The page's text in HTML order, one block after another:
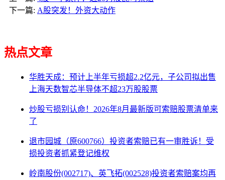
下一篇: A股突发！外资大动作
热点文章
华胜天成：预计上半年亏损超2.2亿元，子公司拟出售
上海天数智芯半导体不超23万股股票
炒股亏损别认命！2026年8月最新版可索赔股票清单来
了
退市园城（原600766）投资者索赔已有一审胜诉！受
损投资者抓紧登记维权
岭南股份(002717)、英飞拓(002528)投资者索赔案均再